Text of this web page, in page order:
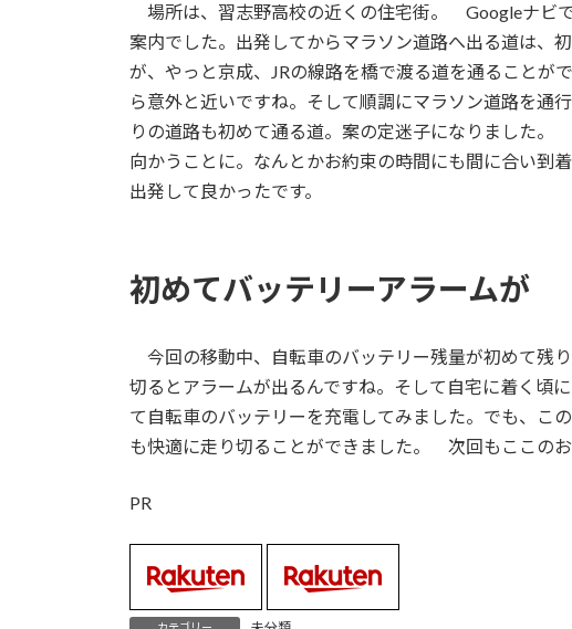
場所は、習志野高校の近くの住宅街。 Googleナビ
案内でした。出発してからマラソン道路へ出る道は、
が、やっと京成、JRの線路を橋で渡る道を通ることが
ら意外と近いですね。そして順調にマラソン道路を通
りの道路も初めて通る道。案の定迷子になりました
向かうことに。なんとかお約束の時間にも間に合い
出発して良かったです。
初めてバッテリーアラームが
今回の移動中、自転車のバッテリー残量が初めて残
切るとアラームが出るんですね。そして自宅に着く頃
て自転車のバッテリーを充電してみました。でも、こ
も快適に走り切ることができました。 次回もここの
PR